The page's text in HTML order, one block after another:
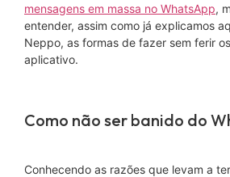
mensagens em massa no WhatsApp,
entender, assim como já explicamos
Neppo, as formas de fazer sem ferir
aplicativo.
Como não ser banido do
Conhecendo as razões que levam a